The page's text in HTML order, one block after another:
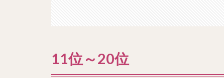
11位～20位